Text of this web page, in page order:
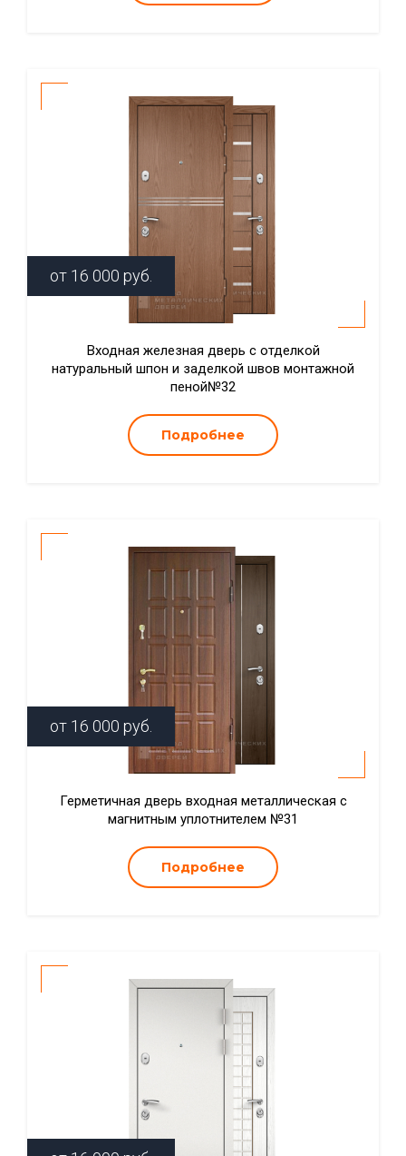
от 16 000 руб.
Входная железная дверь с отделкой
натуральный шпон и заделкой швов монтажной
пеной№32
Подробнее
от 16 000 руб.
Герметичная дверь входная металлическая с
магнитным уплотнителем №31
Подробнее